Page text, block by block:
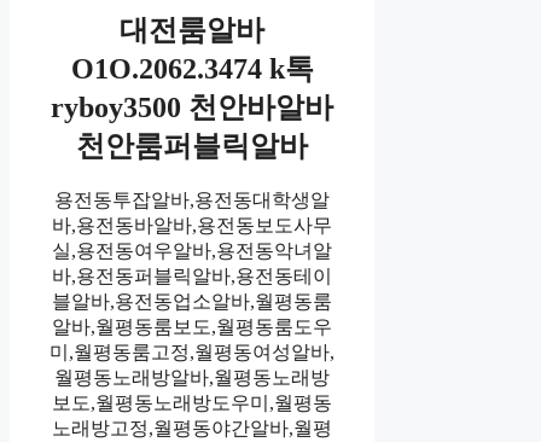
대전룸알바
O1O.2062.3474 k톡
ryboy3500 천안바알바
천안룸퍼블릭알바
용전동투잡알바,용전동대학생알
바,용전동바알바,용전동보도사무
실,용전동여우알바,용전동악녀알
바,용전동퍼블릭알바,용전동테이
블알바,용전동업소알바,월평동룸
알바,월평동룸보도,월평동룸도우
미,월평동룸고정,월평동여성알바,
월평동노래방알바,월평동노래방
보도,월평동노래방도우미,월평동
노래방고정,월평동야간알바,월평